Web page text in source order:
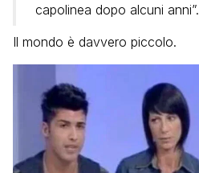
capolinea dopo alcuni anni”.
Il mondo è davvero piccolo.